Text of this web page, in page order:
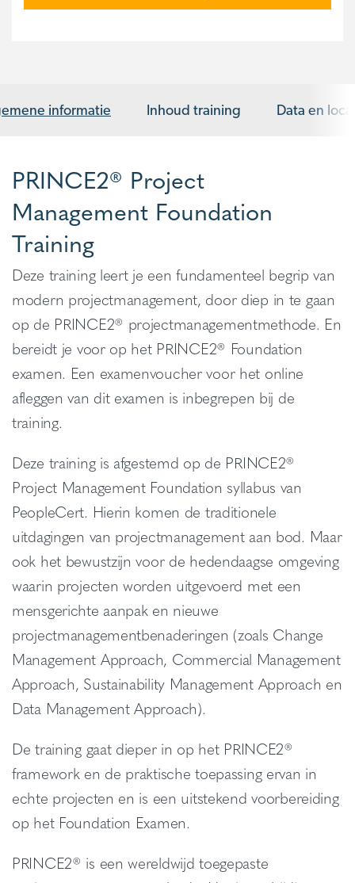
informatie Inhoud training Data en
PRINCE2® Project
Management Foundation
Training
Deze training leert je een fundamenteel begrip van
modern projectmanagement, door diep in te gaan
op de PRINCE2® projectmanagementmethode. En
bereidt je voor op het PRINCE2® Foundation
examen. Een examenvoucher voor het online
afleggen van dit examen is inbegrepen bij de
training.
Deze training is afgestemd op de PRINCE2®
Project Management Foundation syllabus van
PeopleCert. Hierin komen de traditionele
uitdagingen van projectmanagement aan bod. Maar
ook het bewustzijn voor de hedendaagse omgeving
waarin projecten worden uitgevoerd met een
mensgerichte aanpak en nieuwe
projectmanagementbenaderingen (zoals Change
Management Approach, Commercial Management
Approach, Sustainability Management Approach en
Data Management Approach).
De training gaat dieper in op het PRINCE2®
framework en de praktische toepassing ervan in
echte projecten en is een uitstekend voorbereiding
op het Foundation Examen.
PRINCE2® is een wereldwijd toegepaste